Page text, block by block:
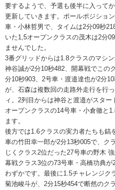
要するようで、予選も後半に入って
更新していきます。ポールポジショ
車・小林哲男で、タイムは2分09秒
いた1,5オープンクラスの茂木は2分
ませんでした。
3番グリッドからは1.8クラスのマシ
神谷誠が2分10秒482、開幕戦でこの
分10秒903、2号車・渡邉達也が2分
が、石森は複数回の走路外走行を行
ィ。2列目からは神谷と渡邉がスタ
オープンクラスの14号車・小倉徹と
ます。
後方では1.6クラスの実力者たちも鎬
車の竹田幸一郎が2分13秒005で、ク
じくクラス2位だった27号車の野木
幕戦クラス3位の73号車・高橋功典
わずかです。最後に1.5チャレンジク
菊池峻斗が、2分15秒454で断然のク